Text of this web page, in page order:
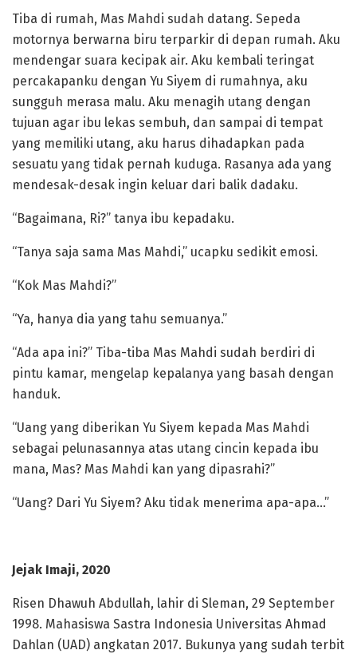
Tiba di rumah, Mas Mahdi sudah datang. Sepeda
motornya berwarna biru terparkir di depan rumah. Aku
mendengar suara kecipak air. Aku kembali teringat
percakapanku dengan Yu Siyem di rumahnya, aku
sungguh merasa malu. Aku menagih utang dengan
tujuan agar ibu lekas sembuh, dan sampai di tempat
yang memiliki utang, aku harus dihadapkan pada
sesuatu yang tidak pernah kuduga. Rasanya ada yang
mendesak-desak ingin keluar dari balik dadaku.
“Bagaimana, Ri?” tanya ibu kepadaku.
“Tanya saja sama Mas Mahdi,” ucapku sedikit emosi.
“Kok Mas Mahdi?”
“Ya, hanya dia yang tahu semuanya.”
“Ada apa ini?” Tiba-tiba Mas Mahdi sudah berdiri di
pintu kamar, mengelap kepalanya yang basah dengan
handuk.
“Uang yang diberikan Yu Siyem kepada Mas Mahdi
sebagai pelunasannya atas utang cincin kepada ibu
mana, Mas? Mas Mahdi kan yang dipasrahi?”
“Uang? Dari Yu Siyem? Aku tidak menerima apa-apa…”
Jejak Imaji, 2020
Risen Dhawuh Abdullah, lahir di Sleman, 29 September
1998. Mahasiswa Sastra Indonesia Universitas Ahmad
Dahlan (UAD) angkatan 2017. Bukunya yang sudah terbit